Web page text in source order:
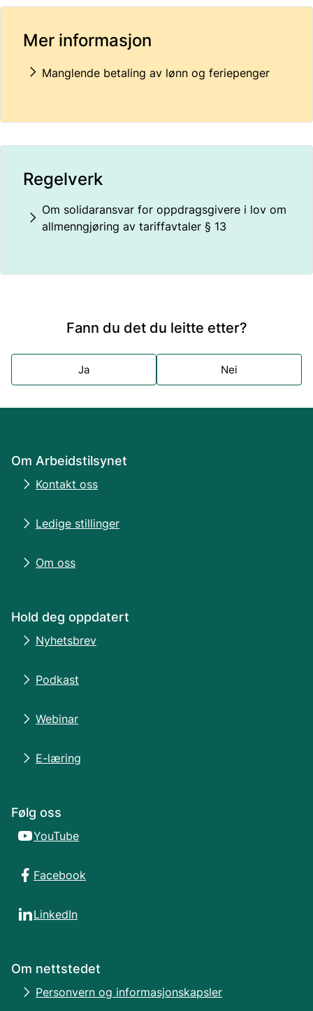
Mer informasjon
Manglende betaling av lønn og feriepenger
Regelverk
Om solidaransvar for oppdragsgivere i lov om
allmenngjøring av tariffavtaler § 13
Fann du det du leitte etter?
Ja Nei
Om Arbeidstilsynet
Kontakt oss
Ledige stillinger
Om oss
Hold deg oppdatert
Nyhetsbrev
Podkast
Webinar
E-læring
Følg oss
YouTube
Facebook
LinkedIn
Om nettstedet
Personvern og informasjonskapsler